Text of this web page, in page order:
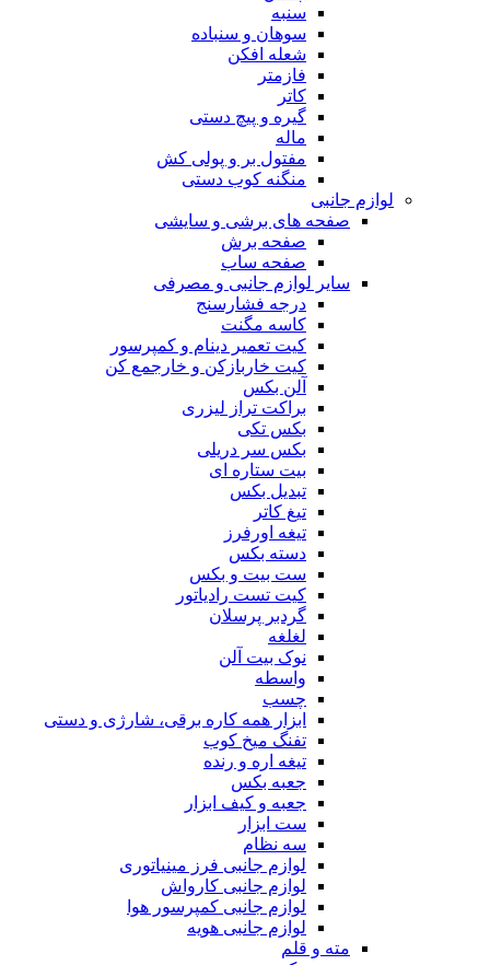
سنبه
سوهان و سنباده
شعله افکن
فازمتر
کاتر
گیره و پیچ دستی
ماله
مفتول بر و پولی کش
منگنه کوب دستی
لوازم جانبی
صفحه های برشی و سایشی
صفحه برش
صفحه ساب
سایر لوازم جانبی و مصرفی
درجه فشارسنج
کاسه مگنت
کیت تعمیر دینام و کمپرسور
کیت خاربازکن و خارجمع کن
آلن بکس
براکت تراز لیزری
بکس تکی
بکس سر دریلی
بیت ستاره ای
تبدیل بکس
تیغ کاتر
تیغه اورفرز
دسته بکس
ست بیت و بکس
کیت تست رادیاتور
گردبر پرسلان
لغلغه
نوک بیت آلن
واسطه
چسب
ابزار همه کاره برقی، شارژی و دستی
تفنگ میخ کوب
تیغه اره و رنده
جعبه بکس
جعبه و کیف ابزار
ست ابزار
سه نظام
لوازم جانبی فرز مینیاتوری
لوازم جانبی کارواش
لوازم جانبی کمپرسور هوا
لوازم جانبی هویه
مته و قلم